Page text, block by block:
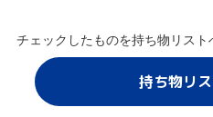
チェックしたものを持ち物リスト
持ち物リ